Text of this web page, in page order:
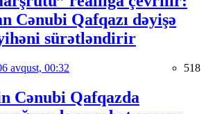
Cənubi Qafqazı dəyişə
sürətləndirir
avqust, 00:32 518
Cənubi Qafqazda